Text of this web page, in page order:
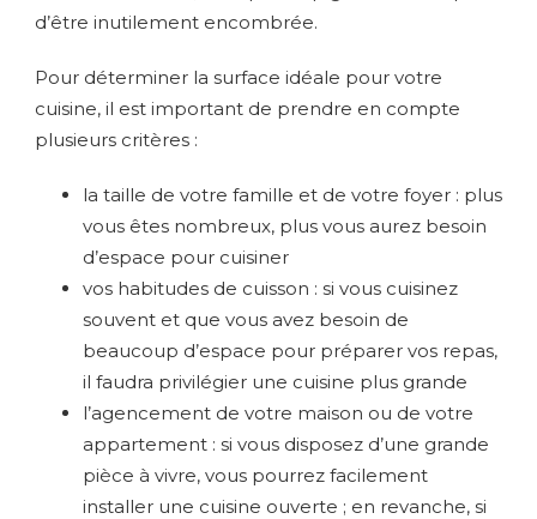
d’être inutilement encombrée.
Pour déterminer la surface idéale pour votre
cuisine, il est important de prendre en compte
plusieurs critères :
la taille de votre famille et de votre foyer : plus
vous êtes nombreux, plus vous aurez besoin
d’espace pour cuisiner
vos habitudes de cuisson : si vous cuisinez
souvent et que vous avez besoin de
beaucoup d’espace pour préparer vos repas,
il faudra privilégier une cuisine plus grande
l’agencement de votre maison ou de votre
appartement : si vous disposez d’une grande
pièce à vivre, vous pourrez facilement
installer une cuisine ouverte ; en revanche, si